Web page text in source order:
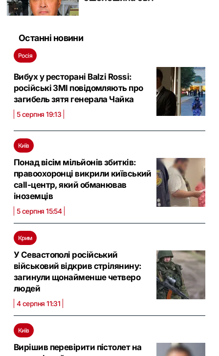
Останні новини
Росія
Вибух у ресторані Balzi Rossi:
російські ЗМІ повідомляють про
загибель зятя генерала Чайка
5 серпня 19:13
Київ
Понад вісім мільйонів збитків:
правоохоронці викрили київський
call-центр, який обманював
іноземців
5 серпня 15:54
Крим
У Севастополі російський
військовий відкрив стрілянину:
загинули щонайменше четверо
людей
4 серпня 11:31
Київ
Вирішив перевірити пістолет на